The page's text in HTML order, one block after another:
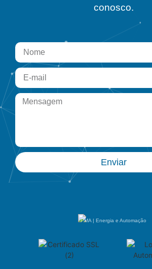
conosco.
Enviar
PMA | Energia e Automação